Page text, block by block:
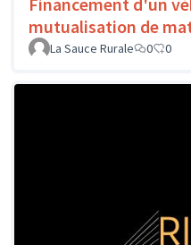
mutualisation de
La Sauce Rurale
0 0